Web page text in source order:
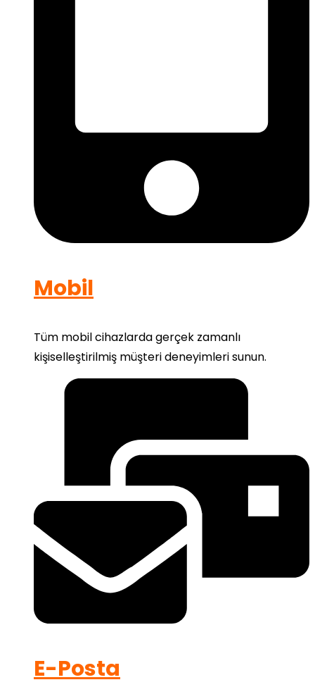
Mobil
Tüm mobil cihazlarda gerçek zamanlı
kişiselleştirilmiş müşteri deneyimleri sunun.
E-Posta